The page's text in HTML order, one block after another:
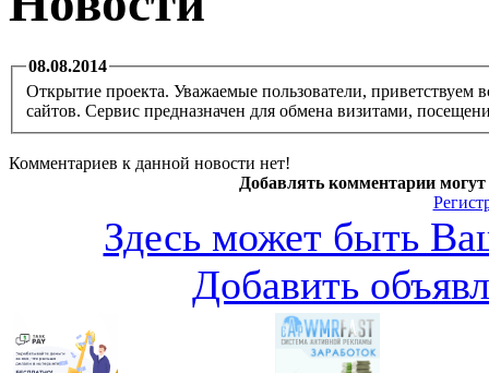
08.08.2014
Открытие проекта. Уважаемые пользователи, приветствуем
сайтов. Сервис предназначен для обмена визитами,
Комментариев к данной новости нет!
Добавлять комментарии могут
Здесь может быть
Добавить